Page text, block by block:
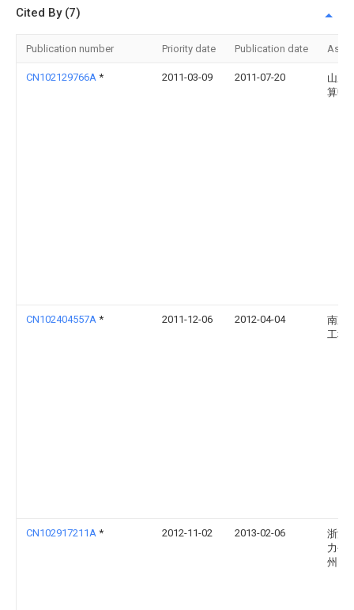
Cited By (7)
Publication number Priority date Publication date
CN102129766A * 2011-03-09 2011-07-20
山东
算中
CN102404557A * 2011-12-06 2012-04-04
南京
工程
CN102917211A * 2012-11-02 2013-02-06
浙江
力公
州电